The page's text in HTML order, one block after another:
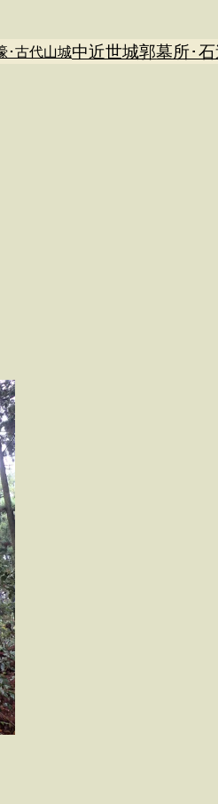
･古代山城中近世城郭墓所･